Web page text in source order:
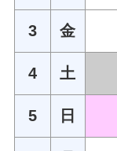
3 金
4 土
5 日